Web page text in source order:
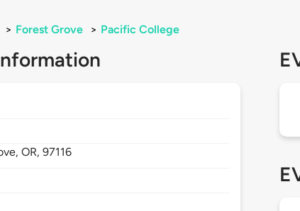
> Forest Grove > Pacific College
OR,97116